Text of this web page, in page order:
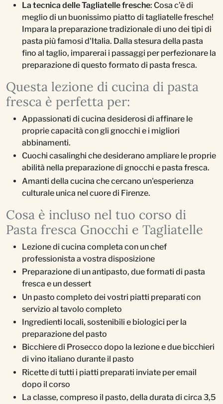
La tecnica delle Tagliatelle fresche: Cosa c’è di
meglio di un buonissimo piatto di tagliatelle fresche!
Impara la preparazione tradizionale di uno dei tipi di
pasta più famosi d'Italia. Dalla stesura della pasta
fino al taglio, imparerai i passaggi per perfezionare la
preparazione di questo formato di pasta fresca.
Questa lezione di cucina di pasta
fresca è perfetta per:
Appassionati di cucina desiderosi di affinare le
proprie capacità con gli gnocchi e i migliori
abbinamenti.
Cuochi casalinghi che desiderano ampliare le proprie
abilità nella preparazione di gnocchi e pasta fresca.
Amanti della cucina che cercano un'esperienza
culturale unica nel cuore di Firenze.
Cosa è incluso nel tuo corso di
Pasta fresca Gnocchi e Tagliatelle
Lezione di cucina completa con un chef
professionista a vostra disposizione
Preparazione di un antipasto, due formati di pasta
fresca e un dessert
Un pasto completo dei vostri piatti preparati con
servizio al tavolo completo
Ingredienti locali, sostenibili e biologici per la
preparazione del pasto
Bicchiere di Prosecco dopo la lezione e due bicchieri
di vino italiano durante il pasto
Ricette di tutti i piatti preparati inviate per email
dopo il corso
La classe, compreso il pasto, della durata di circa 3,5